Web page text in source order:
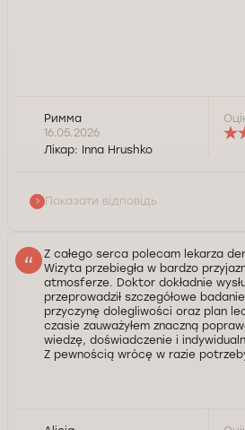
Доброго дня, пані Rymma. Дякуємо
цінуємо Вашу довіру та високу
професіоналізму нашого фахівця.
Римма
16.05.2026
Лікар: Inna Hrushko
Показати відповідь
Z całego serca polecam lekarza
Wizyta przebiegła w bardzo
atmosferze. Doktor dokładnie
przeprowadził szczegółowe
przyczynę dolegliwości oraz plan
czasie zauważyłem znaczną
wiedzę, doświadczenie i
Z pewnością wrócę w razie